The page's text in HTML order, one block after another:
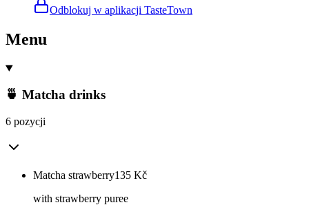
Odblokuj w aplikacji TasteTown
Menu
🍵 Matcha drinks
6 pozycji
Matcha strawberry135 Kč
with strawberry puree